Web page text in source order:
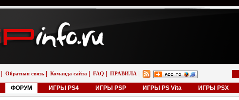
Обратная связь Команда сайта FAQ ПРАВИЛА
ФОРУМ ИГРЫ PS4 ИГРЫ PSP ИГРЫ PS Vita ИГРЫ PSX